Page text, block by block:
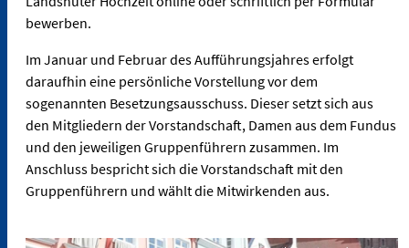
bewerben.
Im Januar und Februar des Aufführungsjahres erfolgt
daraufhin eine persönliche Vorstellung vor dem
sogenannten Besetzungsausschuss. Dieser setzt sich aus
den Mitgliedern der Vorstandschaft, Damen aus dem Fundus
und den jeweiligen Gruppenführern zusammen. Im
Anschluss bespricht sich die Vorstandschaft mit den
Gruppenführern und wählt die Mitwirkenden aus.